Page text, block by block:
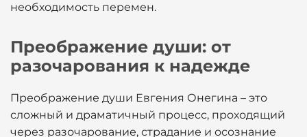
необходимость перемен.
Преображение души: от
разочарования к надежде
Преображение души Евгения Онегина – это
сложный и драматичный процесс, проходящий
через разочарование, страдание и осознание